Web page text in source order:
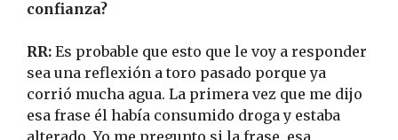
confianza?
RR: Es probable que esto que le voy a responder
sea una reflexión a toro pasado porque ya
corrió mucha agua. La primera vez que me dijo
esa frase él había consumido droga y estaba